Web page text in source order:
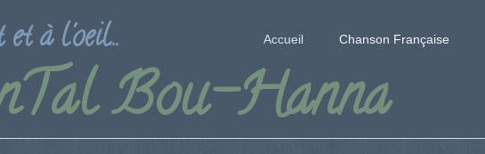
Bou-Hanna
à l'oeil... Accueil Chanson Française